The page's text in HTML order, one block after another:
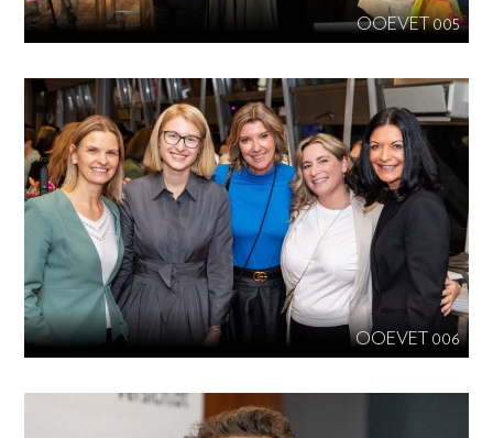
OOEVET 005
OOEVET 006